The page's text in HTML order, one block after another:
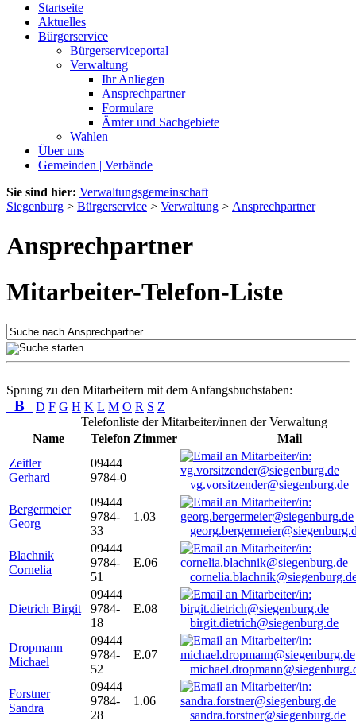
Startseite
Aktuelles
Bürgerservice
Bürgerserviceportal
Verwaltung
Ihr Anliegen
Ansprechpartner
Formulare
Ämter und Sachgebiete
Wahlen
Über uns
Gemeinden | Verbände
Sie sind hier: Verwaltungsgemeinschaft
Siegenburg > Bürgerservice > Verwaltung > Ansprechpartner
Ansprechpartner
Mitarbeiter-Telefon-Liste
Sprung zu den Mitarbeitern mit dem Anfangsbuchstaben:
B D F G H K L M O R S Z
Telefonliste der Mitarbeiter/innen der Verwaltung
Name
Telefon Zimmer
Mail
Zeitler
Gerhard
09444
9784-0
vg.vorsitzender@siegenburg.de
Bergermeier
Georg
09444
9784-
33
1.03
Blachnik
Cornelia
09444
9784-
51
E.06
Dietrich Birgit
09444
9784-
18
E.08
birgit.dietrich@siegenburg.de
Dropmann
Michael
09444
9784-
52
E.07
Forstner
Sandra
09444
9784-
28
1.06
sandra.forstner@siegenburg.de